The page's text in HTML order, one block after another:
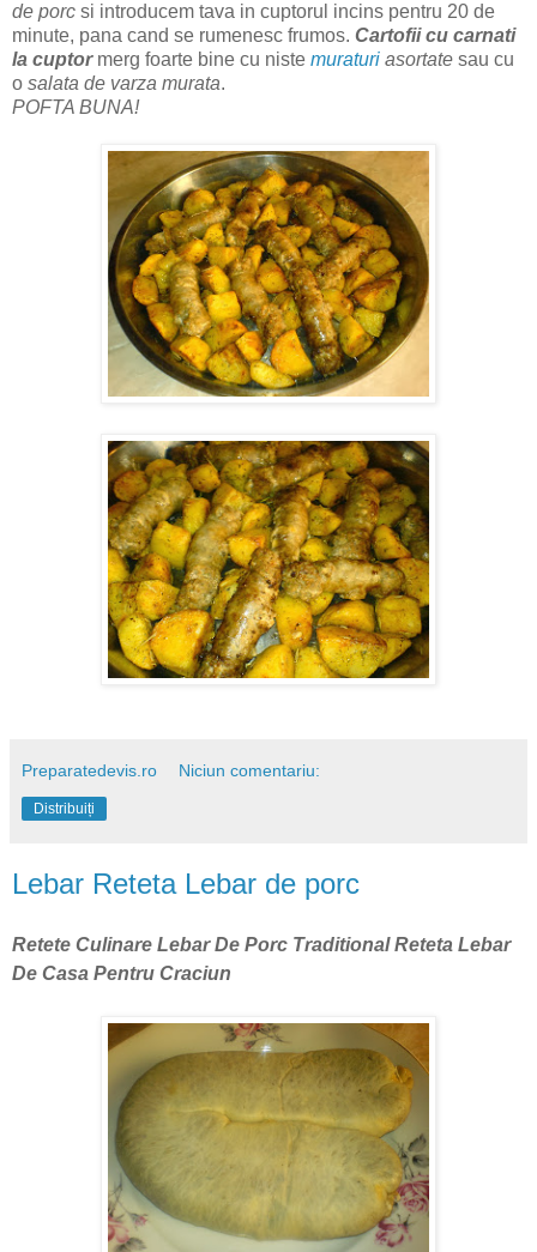
de porc si introducem tava in cuptorul incins pentru 20 de
minute, pana cand se rumenesc frumos. Cartofii cu carnati
la cuptormerg foarte bine cu niste muraturi asortate sau cu
o salata de varza murata.
POFTA BUNA!
Preparatedevis.ro Niciun comentariu:
Distribuiți
Lebar Reteta Lebar de porc
Retete Culinare Lebar De Porc Traditional Reteta Lebar
De Casa Pentru Craciun